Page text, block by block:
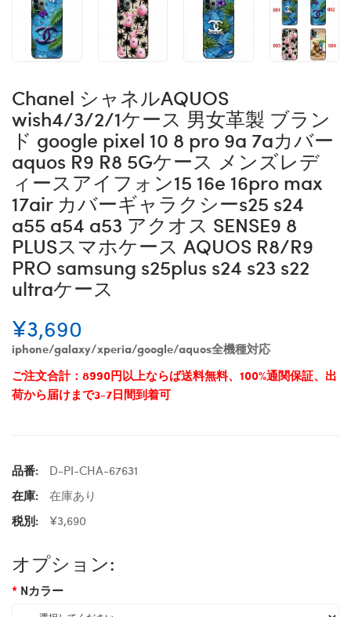
Chanel シャネルAQUOS
wish4/3/2/1ケース 男女革製 ブラン
ド google pixel 10 8 pro 9a 7aカバー
aquos R9 R8 5Gケース メンズレデ
ィースアイフォン15 16e 16pro max
17air カバーギャラクシーs25 s24
a55 a54 a53 アクオス SENSE9 8
PLUSスマホケース AQUOS R8/R9
PRO samsung s25plus s24 s23 s22
ultraケース
¥3,690
iphone/galaxy/xperia/google/aquos全機種対応
ご注文合計：8990円以上ならば送料無料、100%通関保証、出
荷から届けまで3-7日間到着可
品番:
D-PI-CHA-67631
在庫:
在庫あり
税別:
¥3,690
オプション:
Nカラー